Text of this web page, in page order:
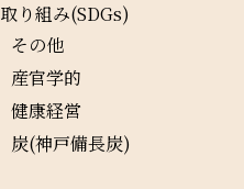
取り組み(SDGs)
その他
産官学的
健康経営
炭(神戸備長炭)